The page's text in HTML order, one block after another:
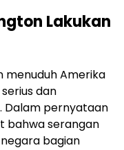
Lakukan
menuduh Amerika
dan
Dalam pernyataan
bahwa serangan
bagian